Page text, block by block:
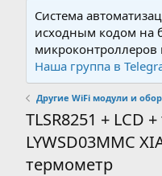
Система
исходным кодом на
микроконтроллеров
Наша группа в
Другие WiFi модули и
TLSR8251 + LCD
LYWSD03MMC
термометр